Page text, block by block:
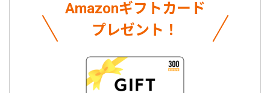
Amazonギフトカード
プレゼント！